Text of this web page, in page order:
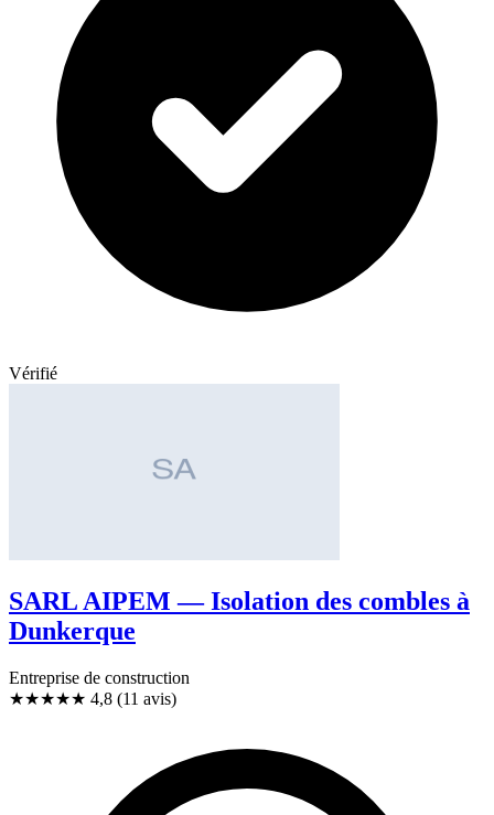
Vérifié
SARL AIPEM — Isolation des combles à
Dunkerque
Entreprise de construction
★★★★★ 4,8 (11 avis)